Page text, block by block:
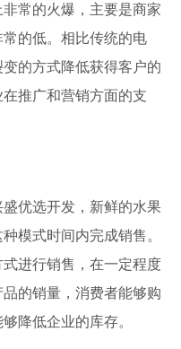
常的火爆，主要是商家
的低。相比传统的电
的方式降低获得客户的
推广和营销方面的支
优选开发，新鲜的水果
模式时间内完成销售。
进行销售，在一定程度
品的销量，消费者能够购
降低企业的库存。